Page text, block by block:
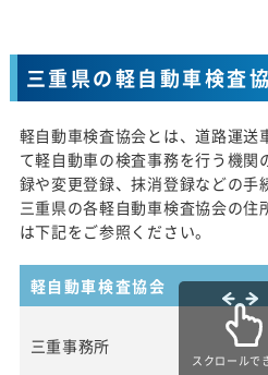
三重県の軽自動車検査
軽自動車検査協会とは、道路運送
て軽自動車の検査事務を行う機関
録や変更登録、抹消登録などの手
三重県の各軽自動車検査協会の住
は下記をご参照ください。
軽自動車検査協会
三重事務所
スクロールで